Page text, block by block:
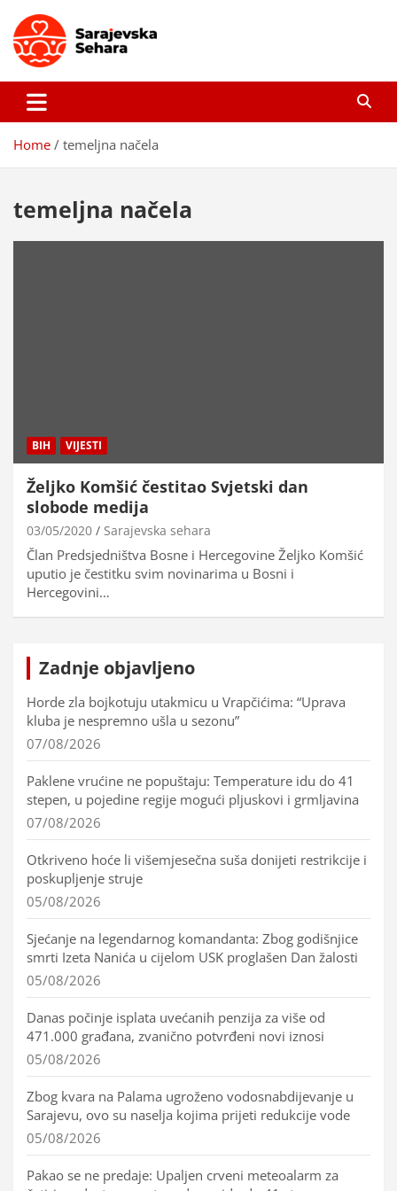
content
Sarajevska sehara
Home temeljna načela
temeljna načela
BIH VIJESTI
Željko Komšić čestitao Svjetski dan
slobode medija
03/05/2020 Sarajevska sehara
Član Predsjedništva Bosne i Hercegovine Željko Komšić
uputio je čestitku svim novinarima u Bosni i
Hercegovini…
Zadnje objavljeno
Horde zla bojkotuju utakmicu u Vrapčićima: “Uprava
kluba je nespremno ušla u sezonu”
07/08/2026
Paklene vrućine ne popuštaju: Temperature idu do 41
stepen, u pojedine regije mogući pljuskovi i grmljavina
07/08/2026
Otkriveno hoće li višemjesečna suša donijeti restrikcije i
poskupljenje struje
05/08/2026
Sjećanje na legendarnog komandanta: Zbog godišnjice
smrti Izeta Nanića u cijelom USK proglašen Dan žalosti
05/08/2026
Danas počinje isplata uvećanih penzija za više od
471.000 građana, zvanično potvrđeni novi iznosi
05/08/2026
Zbog kvara na Palama ugroženo vodosnabdijevanje u
Sarajevu, ovo su naselja kojima prijeti redukcije vode
05/08/2026
Pakao se ne predaje: Upaljen crveni meteoalarm za